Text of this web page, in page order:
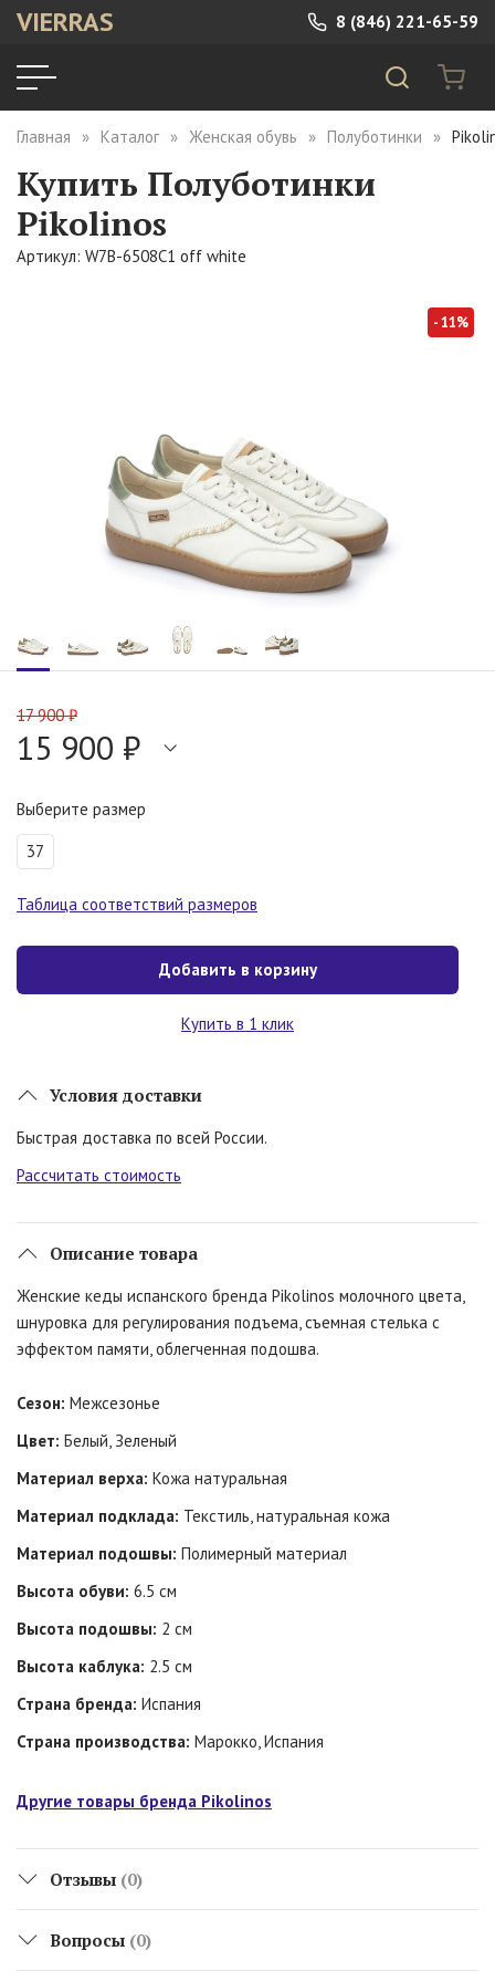
VIERRAS 8 (846) 221-65-59
Главная Каталог Женская обувь Полуботинки
Купить Полуботинки
Pikolinos
Артикул: W7B-6508C1 off white
- 11%
17 900 ₽
15 900 ₽
Выберите размер
37
Таблица соответствий размеров
Добавить в корзину
Купить в 1 клик
Условия доставки
Быстрая доставка по всей России.
Рассчитать стоимость
Описание товара
Женские кеды испанского бренда Pikolinos молочного цвета,
шнуровка для регулирования подъема, съемная стелька с
эффектом памяти, облегченная подошва.
Сезон: Межсезонье
Цвет: Белый, Зеленый
Материал верха: Кожа натуральная
Материал подклада: Текстиль, натуральная кожа
Материал подошвы: Полимерный материал
Высота обуви: 6.5 см
Высота подошвы: 2 см
Высота каблука: 2.5 см
Страна бренда: Испания
Страна производства: Марокко, Испания
Другие товары бренда Pikolinos
Отзывы (0)
Вопросы (0)